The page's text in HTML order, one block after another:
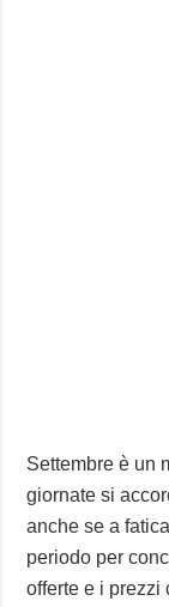
Settembre è un
giornate si
anche se a
periodo per
offerte e i prezzi